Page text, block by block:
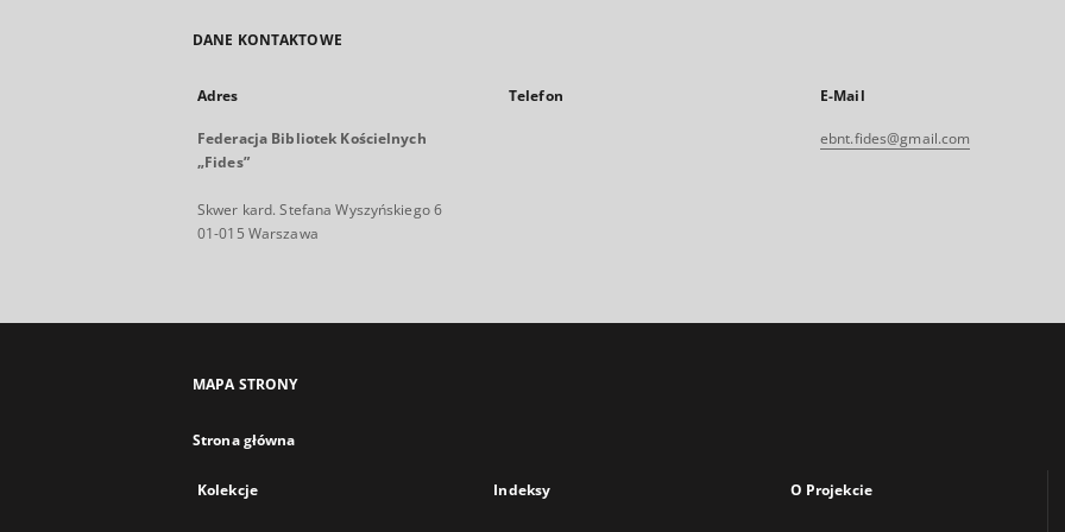
DANE KONTAKTOWE
Adres
Federacja Bibliotek Kościelnych
„Fides”
Skwer kard. Stefana Wyszyńskiego 6
01-015 Warszawa
Telefon E-Mail
ebnt.fides@gmail.com
MAPA STRONY
Strona główna
Kolekcje Indeksy O Projekcie